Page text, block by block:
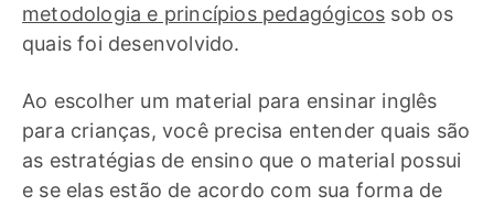
metodologia e princípios pedagógicos sob os
quais foi desenvolvido.
Ao escolher um material para ensinar inglês
para crianças, você precisa entender quais são
as estratégias de ensino que o material possui
e se elas estão de acordo com sua forma de